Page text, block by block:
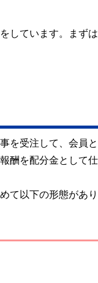
しています。まず
を受注して、会員
酬を配分金として
て以下の形態があり